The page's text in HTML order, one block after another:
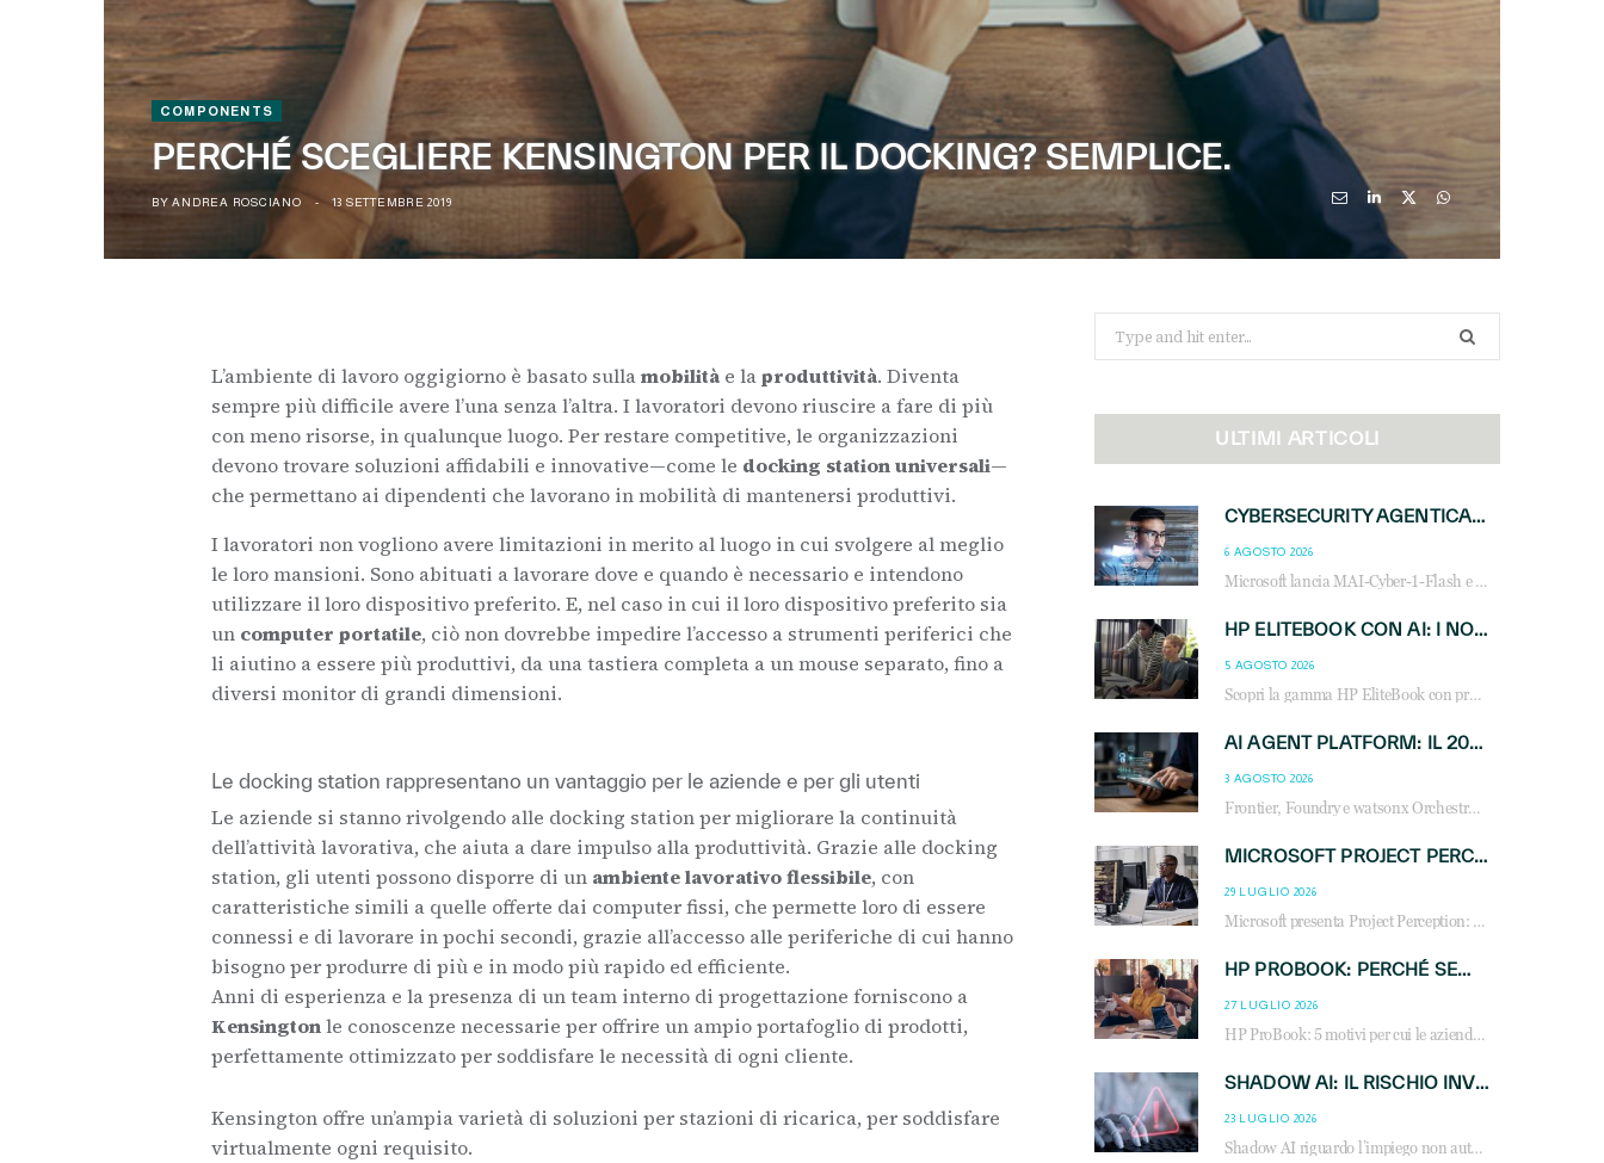
COMPONENTS
PERCHÉ SCEGLIERE KENSINGTON PER IL DOCKING? SEMPLICE.
BY ANDREA ROSCIANO 13 SETTEMBRE 2019
L’ambiente di lavoro oggigiorno è basato sullamobilità e laproduttività. Diventa
sempre più difficile avere l’una senza l’altra. I lavoratori devono riuscire a fare di più
con meno risorse, in qualunque luogo. Per restare competitive, le organizzazioni
devono trovare soluzioni affidabili e innovative—come le docking station universali—
che permettano ai dipendenti che lavorano in mobilità di mantenersi produttivi.
I lavoratori non vogliono avere limitazioni in merito al luogo in cui svolgere al meglio
le loro mansioni. Sono abituati a lavorare dove e quando è necessario e intendono
utilizzare il loro dispositivo preferito. E, nel caso in cui il loro dispositivo preferito sia
un computer portatile, ciò non dovrebbe impedire l’accesso a strumenti periferici che
li aiutino a essere più produttivi, da una tastiera completa a un mouse separato, fino a
diversi monitor di grandi dimensioni.
Le docking station rappresentano un vantaggio per le aziende e per gli utenti
Le aziende si stanno rivolgendo alle docking station per migliorare la continuità
dell’attività lavorativa, che aiuta a dare impulso alla produttività. Grazie alle docking
station, gli utenti possono disporre di un ambiente lavorativo flessibile, con
caratteristiche simili a quelle offerte dai computer fissi, che permette loro di essere
connessi e di lavorare in pochi secondi, grazie all’accesso alle periferiche di cui hanno
bisogno per produrre di più e in modo più rapido ed efficiente.
Anni di esperienza e la presenza di un team interno di progettazione forniscono a
Kensingtonle conoscenze necessarie per offrire un ampio portafoglio di prodotti,
perfettamente ottimizzato per soddisfare le necessità di ogni cliente.
Kensington offre un’ampia varietà di soluzioni per stazioni di ricarica, per soddisfare
virtualmente ogni requisito.
for:
ULTIMI ARTICOLI
CYBERSECURITY AGENTICA: CON PERCEPTION E MAI-CYBER-1-FLASH MICROSOFT APRE NUOVI SERVIZI PER IL CANALE
6 AGOSTO 2026
Microsoft lancia MAI-Cyber-1-Flash e Perception: cybersecurity agentica in preview dal 3 novembre. Cosa cambia per MSP, system integrator e reseller.
HP ELITEBOOK CON AI: I NOTEBOOK BUSINESS INTELLIGENTI CHE TRASFORMANO PRODUTTIVITÀ, SICUREZZA E LAVORO IBRIDO
5 AGOSTO 2026
Scopri la gamma HP EliteBook con processori Intel® Core™ Ultra e AMD Ryzen™ AI. Notebook business progettati per aumentare la produttività, migliorare la collaborazione e garantire sicurezza avanzata in ufficio e in mobilità.
AI AGENT PLATFORM: IL 2026 È L’ANNO DEL «SISTEMA OPERATIVO» PER GLI AGENTI AZIENDALI
3 AGOSTO 2026
Frontier, Foundry e watsonx Orchestrate: la guerra delle piattaforme AI agent ridisegna il mercato IT. Cosa cambia per reseller, MSP e system integrator.
MICROSOFT PROJECT PERCEPTION: COME GLI AGENTI AI CAMBIERANNO SOC, CYBERSECURITY E SERVIZI MSP
29 LUGLIO 2026
Microsoft presenta Project Perception: scopri come gli agenti AI possono trasformare cybersecurity, SOC e servizi gestiti degli MSP.
HP PROBOOK: PERCHÉ SEMPRE PIÙ AZIENDE SCELGONO NOTEBOOK PROGETTATI PER IL LAVORO MODERNO
27 LUGLIO 2026
HP ProBook: 5 motivi per cui le aziende scelgono i notebook business HP per migliorare produttività, sicurezza e gestione dell’AI.
SHADOW AI: IL RISCHIO INVISIBILE CHE LE AZIENDE POSSONO GOVERNARE
23 LUGLIO 2026
Shadow AI riguardo l’impiego non autorizzato di sistemi AI all’interno dell’azienda. E’ una pratica che si diffonde a partire dai dipendenti fino ai dirigenti e mette a repentaglio la cybersecurity, con costi più elevati per le organizzazioni. Due recenti report illustrano il fenomeno e forniscono dati in merito